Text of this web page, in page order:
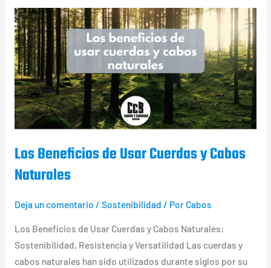
Los Beneficios de Usar Cuerdas y Cabos
Naturales
Deja un comentario / Sostenibilidad / Por Cabos
Los Beneficios de Usar Cuerdas y Cabos Naturales:
Sostenibilidad, Resistencia y Versatilidad Las cuerdas y
cabos naturales han sido utilizados durante siglos por su
Los
Beneficios
de
Usar
Cuerdas
y
Cabos
Naturales